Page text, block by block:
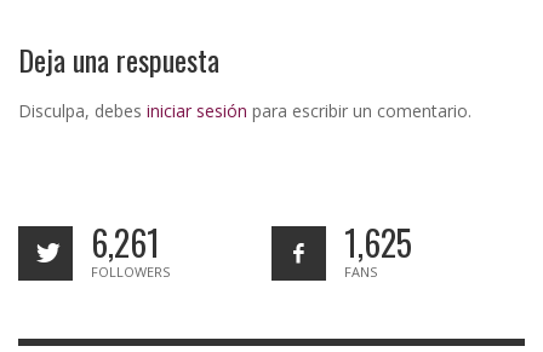
Deja una respuesta
Disculpa, debes iniciar sesión para escribir un comentario.
6,261
FOLLOWERS
1,625
FANS